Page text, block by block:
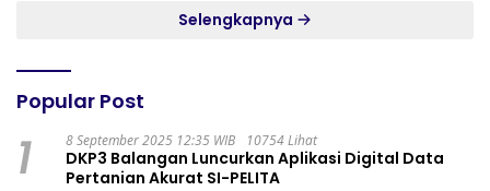
Selengkapnya
Popular Post
1 8 September 2025 12:35 WIB 10754 Lihat
DKP3 Balangan Luncurkan Aplikasi Digital Data
Pertanian Akurat SI-PELITA